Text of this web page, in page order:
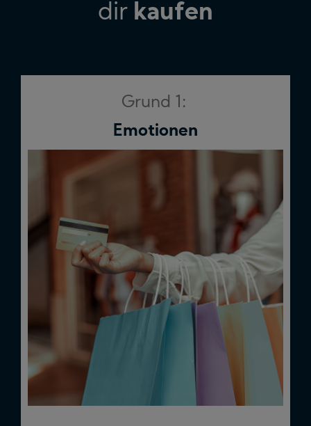
dir kaufen
Grund 1:
Emotionen